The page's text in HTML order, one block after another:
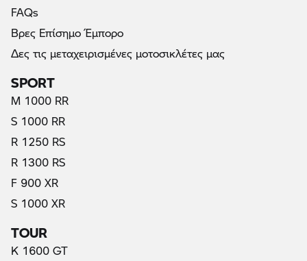
FAQs
Βρες Επίσημο Έμπορο
Δες τις μεταχειρισμένες μοτοσικλέτες μας
SPORT
M 1000 RR
S 1000 RR
R 1250 RS
R 1300 RS
F 900 XR
S 1000 XR
TOUR
K 1600 GT